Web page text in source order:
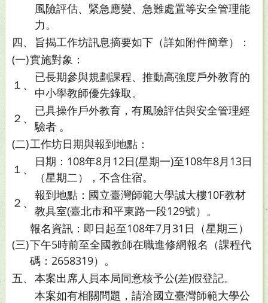
風險評估、緊急應變、急難處置等安全管理能
力。
四、
旨揭工作坊訊息摘要如下（詳如附件簡章）：
(一)實施對象：
１、
已長期參與規劃課程、推動高強度戶外教育的
中小學教師優先錄取。
２、
已具操作戶外教育，有風險評估與安全管理經
驗者 。
(二)工作坊日期與報到地點：
１、
日期：108年8月12日(星期一)至108年8月13日
（星期二），不含住宿。
２、
報到地點：國立臺灣師範大學誠大樓10F教材
教具室(臺北市和平東路一段129號）。
(三)
報名資訊：即日起至108年7月31日（星期三）
下午5時前至全國教師在職進修網報名（課程代
碼：2658319）。
五、 本案出席人員本局同意核予公(差)假登記。
本案如有相關問題，請洽國立臺灣師範大學公